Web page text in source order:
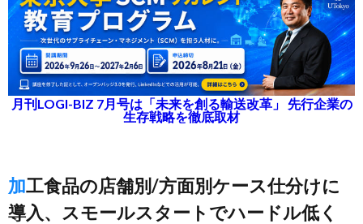
月刊LOGI-BIZ 7月号は「未来を創る輸送改革」 先行企業の
生存戦略を徹底取材
加工食品の店舗別/方面別ケース仕分けに
導入、スモールスタートでハードル低く